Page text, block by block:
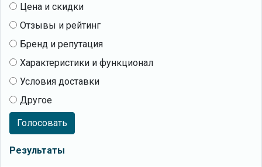
Цена и скидки
Отзывы и рейтинг
Бренд и репутация
Характеристики и функционал
Условия доставки
Другое
Голосовать
Результаты